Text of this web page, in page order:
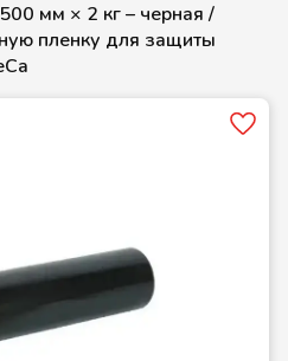
мм × 2 кг – черная /
пленку для защиты